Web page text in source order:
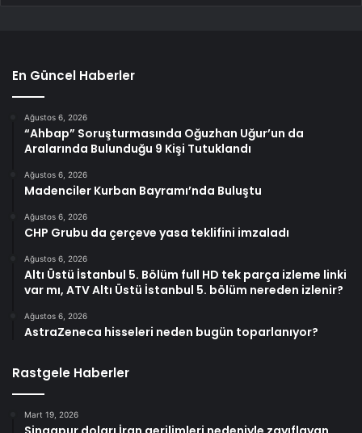
En Güncel Haberler
Ağustos 6, 2026
“Ahbap” Soruşturmasında Oğuzhan Uğur’un da
Aralarında Bulunduğu 9 Kişi Tutuklandı
Ağustos 6, 2026
Madenciler Kurban Bayramı’nda Buluştu
Ağustos 6, 2026
CHP Grubu da çerçeve yasa teklifini imzaladı
Ağustos 6, 2026
Altı Üstü İstanbul 5. Bölüm full HD tek parça izleme linki
var mı, ATV Altı Üstü İstanbul 5. bölüm nereden izlenir?
Ağustos 6, 2026
AstraZeneca hisseleri neden bugün toparlanıyor?
Rastgele Haberler
Mart 19, 2026